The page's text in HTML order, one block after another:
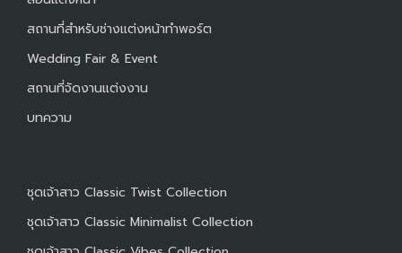
สถานที่สำหรับช่างแต่งหน้าทำพอร์ต
Wedding Fair & Event
สถานที่จัดงานแต่งงาน
บทความ
ชุดเจ้าสาว Classic Twist Collection
ชุดเจ้าสาว Classic Minimalist Collection